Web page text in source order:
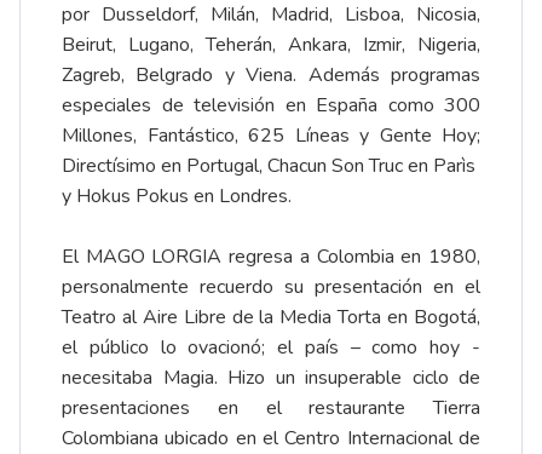
por Dusseldorf, Milán, Madrid, Lisboa, Nicosia,
Beirut, Lugano, Teherán, Ankara, Izmir, Nigeria,
Zagreb, Belgrado y Viena. Además programas
especiales de televisión en España como 300
Millones, Fantástico, 625 Líneas y Gente Hoy;
Directísimo en Portugal, Chacun Son Truc en Parìs
y Hokus Pokus en Londres.
El MAGO LORGIA regresa a Colombia en 1980,
personalmente recuerdo su presentación en el
Teatro al Aire Libre de la Media Torta en Bogotá,
el público lo ovacionó; el país – como hoy -
necesitaba Magia. Hizo un insuperable ciclo de
presentaciones en el restaurante Tierra
Colombiana ubicado en el Centro Internacional de